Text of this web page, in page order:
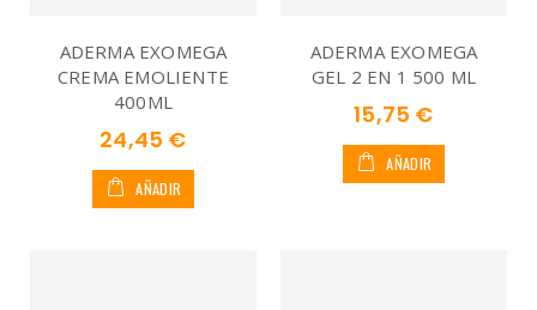
ADERMA EXOMEGA
CREMA EMOLIENTE
400ML
24,45 €
AÑADIR
ADERMA EXOMEGA
GEL 2 EN 1 500 ML
15,75 €
AÑADIR